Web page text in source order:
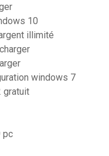
10
illimité
windows 7
gratuit
pc